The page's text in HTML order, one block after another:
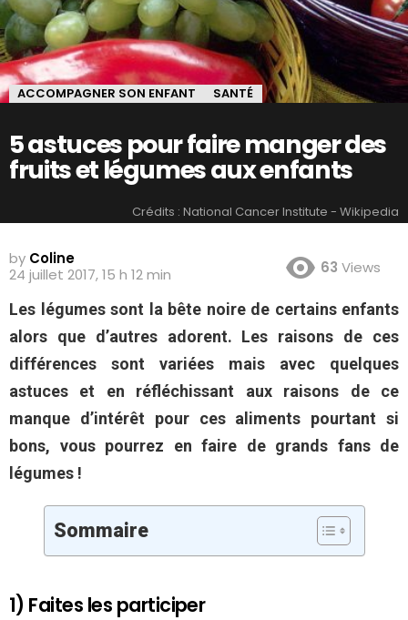
ACCOMPAGNER SON ENFANT SANTÉ
5 astuces pour faire manger des
fruits et légumes aux enfants
Crédits : National Cancer Institute - Wikipedia
by Coline
24 juillet 2017, 15 h 12 min
63 Views
Les légumes sont la bête noire de certains enfants
alors que d’autres adorent. Les raisons de ces
différences sont variées mais avec quelques
astuces et en réfléchissant aux raisons de ce
manque d’intérêt pour ces aliments pourtant si
bons, vous pourrez en faire de grands fans de
légumes !
Sommaire
1) Faites les participer